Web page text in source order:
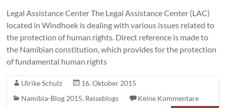
Legal Assistance Center The Legal Assistance Center (LAC)
located in Windhoek is dealing with various issues related to
the protection of human rights. Direct reference is made to
the Namibian constitution, which provides for the protection
of fundamental human rights
Ulrike Schulz
16. Oktober 2015
Namibia-Blog 2015, Reiseblogs
Keine Kommentare